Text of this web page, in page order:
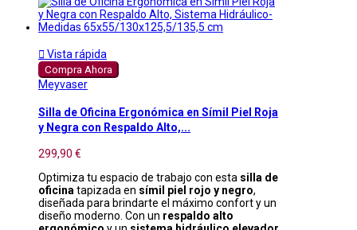
 Vista rápida
Compra Ahora
Meyvaser
Silla de Oficina Ergonómica en Símil Piel Roja
y Negra con Respaldo Alto,...
299,90 €
Optimiza tu espacio de trabajo con esta silla de
oficina tapizada en símil piel rojo y negro,
diseñada para brindarte el máximo confort y un
diseño moderno. Con un respaldo alto